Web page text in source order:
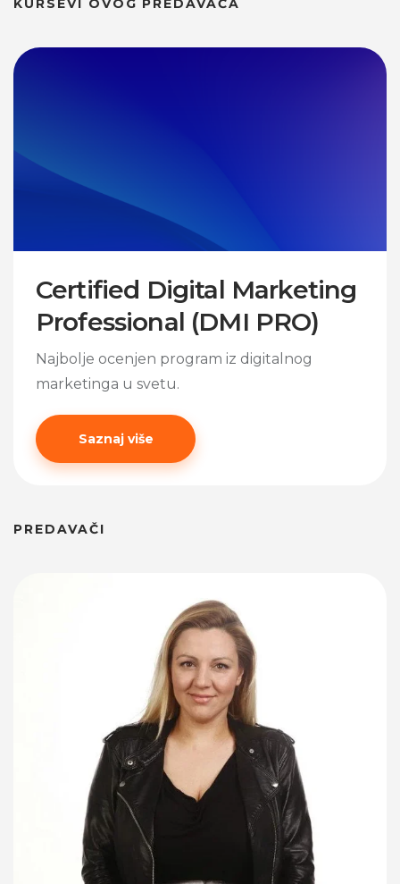
KURSEVI OVOG PREDAVAČA
Certified Digital Marketing
Professional (DMI PRO)
Najbolje ocenjen program iz digitalnog
marketinga u svetu.
Saznaj više
PREDAVAČI